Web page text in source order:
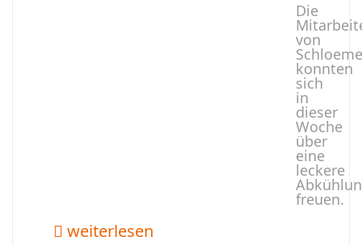
Die
von
konnten
sich
in
dieser
Woche
über
eine
leckere
freuen.
weiterlesen